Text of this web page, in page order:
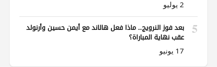
2 يوليو
5
بعد فوز النرويج.. ماذا فعل هالاند مع أيمن حسين وأرنولد
عقب نهاية المباراة؟
17 يونيو